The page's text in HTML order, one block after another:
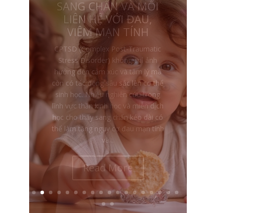
CHA MẸ CÀNG BẠO
HÀNH, ĐỨA TRẺ CÀNG
THƯƠNG VÀ BẢO VỆ
Một trong những điều khiến nhiều
người khó hiểu nhất trong sang
chấn thời thơ ấu là: tại sao một đứa
trẻ bị đánh đập, sỉ nhục hoặc làm
tổn thương lại vẫn yêu thương, bênh
vực và bảo vệ chính cha mẹ của
mình? Nhiều người nhìn từ bên
ngoài có thể nghĩ rằng đứa trẻ...
Read More